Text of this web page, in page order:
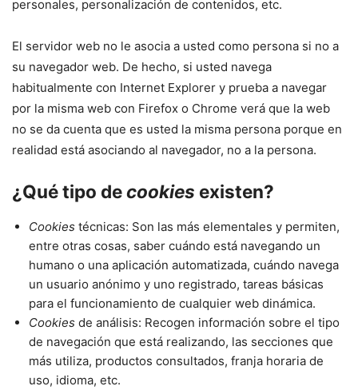
personales, personalización de contenidos, etc.
El servidor web no le asocia a usted como persona si no a
su navegador web. De hecho, si usted navega
habitualmente con Internet Explorer y prueba a navegar
por la misma web con Firefox o Chrome verá que la web
no se da cuenta que es usted la misma persona porque en
realidad está asociando al navegador, no a la persona.
¿Qué tipo decookies existen?
Cookies técnicas: Son las más elementales y permiten,
entre otras cosas, saber cuándo está navegando un
humano o una aplicación automatizada, cuándo navega
un usuario anónimo y uno registrado, tareas básicas
para el funcionamiento de cualquier web dinámica.
Cookies de análisis: Recogen información sobre el tipo
de navegación que está realizando, las secciones que
más utiliza, productos consultados, franja horaria de
uso, idioma, etc.